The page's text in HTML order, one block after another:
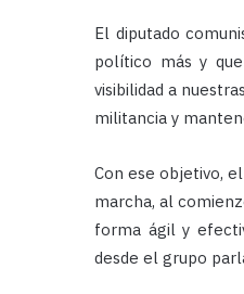
El diputado
político más y
visibilidad a
militancia y
Con ese objetivo,
marcha, al
forma ágil y
desde el grupo